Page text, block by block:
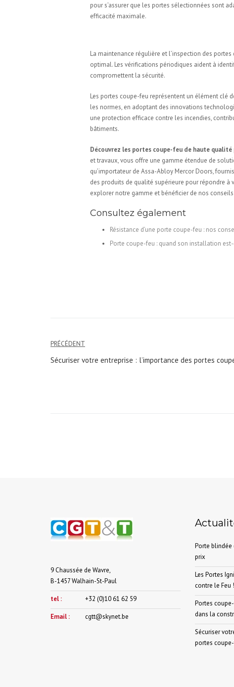
pour s’assurer que les portes sélectionnées sont
efficacité maximale.
La maintenance régulière et l’inspection des
optimal. Les vérifications périodiques aident à
compromettent la sécurité.
Les portes coupe-feu représentent un élément clé
les normes, en adoptant des innovations
une protection efficace contre les incendies,
bâtiments.
Découvrez les portes coupe-feu de haute qualité
et travaux, vous offre une gamme étendue de
qu’importateur de Assa-Abloy Mercor Doors,
des produits de qualité supérieure pour répondre
explorer notre gamme et bénéficier de nos
Consultez également
Résistance d’une porte coupe-feu : nos
Porte coupe-feu : quand son installation
Navigation
de
PRÉCÉDENT
Sécuriser votre entreprise : l’importance des portes
9 Chaussée de Wavre,
B-1457 Walhain-St-Paul
tel : +32 (0)10 61 62 59
Email : cgtt@skynet.be
Porte blindée
prix
Les Portes
contre le Feu !
Portes
dans la
Sécuriser
portes